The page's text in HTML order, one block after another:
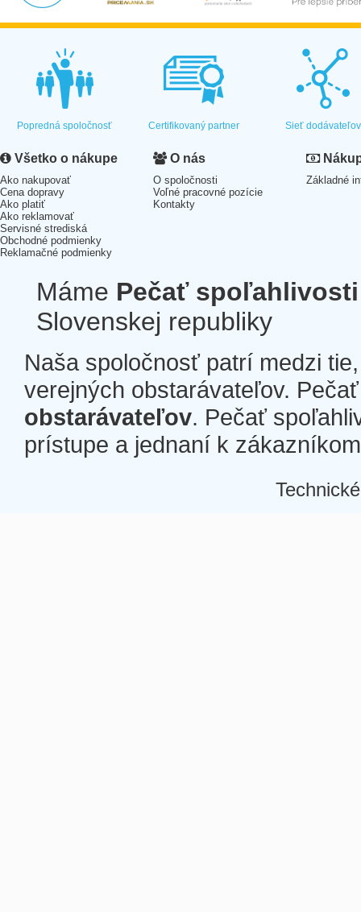
Popredná spoločnosť Certifikovaný partner Sieť dodávateľov
Všetko o nákupe
Ako nakupovať
Cena dopravy
Ako platiť
Ako reklamovať
Servisné strediská
Obchodné podmienky
Reklamačné podmienky
O nás
O spoločnosti
Voľné pracovné pozície
Kontakty
Základné
Máme Pečať spoľahlivosti
Slovenskej republiky
Naša spoločnosť patrí medzi
verejných obstarávateľov.
obstarávateľov. Pečať
prístupe a jednaní k